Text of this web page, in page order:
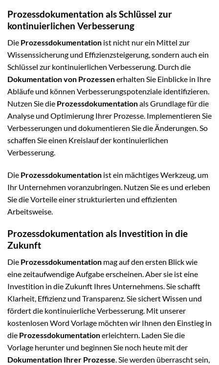
Prozessdokumentation als Schlüssel zur
kontinuierlichen Verbesserung
Die Prozessdokumentation ist nicht nur ein Mittel zur
Wissenssicherung und Effizienzsteigerung, sondern auch ein
Schlüssel zur kontinuierlichen Verbesserung. Durch die
Dokumentation von Prozessenerhalten Sie Einblicke in Ihre
Abläufe und können Verbesserungspotenziale identifizieren.
Nutzen Sie die Prozessdokumentationals Grundlage für die
Analyse und Optimierung Ihrer Prozesse. Implementieren Sie
Verbesserungen und dokumentieren Sie die Änderungen. So
schaffen Sie einen Kreislauf der kontinuierlichen
Verbesserung.
Die Prozessdokumentation ist ein mächtiges Werkzeug, um
Ihr Unternehmen voranzubringen. Nutzen Sie es und erleben
Sie die Vorteile einer strukturierten und effizienten
Arbeitsweise.
Prozessdokumentation als Investition in die
Zukunft
Die Prozessdokumentation mag auf den ersten Blick wie
eine zeitaufwendige Aufgabe erscheinen. Aber sie ist eine
Investition in die Zukunft Ihres Unternehmens. Sie schafft
Klarheit, Effizienz und Transparenz. Sie sichert Wissen und
fördert die kontinuierliche Verbesserung. Mit unserer
kostenlosen Word Vorlage möchten wir Ihnen den Einstieg in
die Prozessdokumentationerleichtern. Laden Sie die
Vorlage herunter und beginnen Sie noch heute mit der
Dokumentation Ihrer Prozesse. Sie werden überrascht sein,